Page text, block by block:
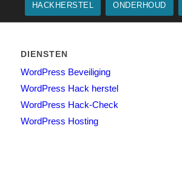
HACKHERSTEL ONDERHOUD
DIENSTEN
WordPress Beveiliging
WordPress Hack herstel
WordPress Hack-Check
WordPress Hosting